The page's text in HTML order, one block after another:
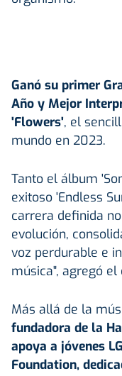
Ganó su primer
Año y Mejor
'Flowers', el
mundo en 2023.
Tanto el álbum
exitoso 'Endless
carrera definida
evolución,
voz perdurable e
música", agregó el
Más allá de la
fundadora de la
apoya a jóvenes
Foundation,